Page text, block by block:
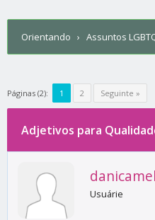
Orientando › Assuntos
Páginas (2): 1 2 Seguinte »
Adjetivos para
danicamel
Usuárie